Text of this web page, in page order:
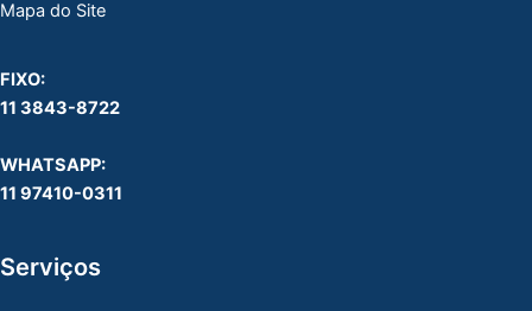
Mapa do Site
FIXO:
11 3843-8722
WHATSAPP:
11 97410-0311
Serviços